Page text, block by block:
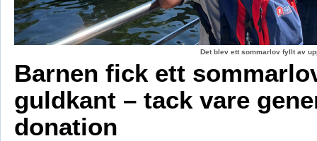
Det blev ett sommarlov fyllt av
Barnen fick ett
guldkant – tack vare
donation